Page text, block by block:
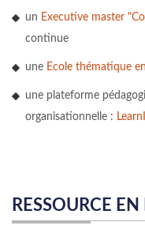
un Executive master
continue
une Ecole thématique
une plateforme
organisationnelle :
RESSOURCE